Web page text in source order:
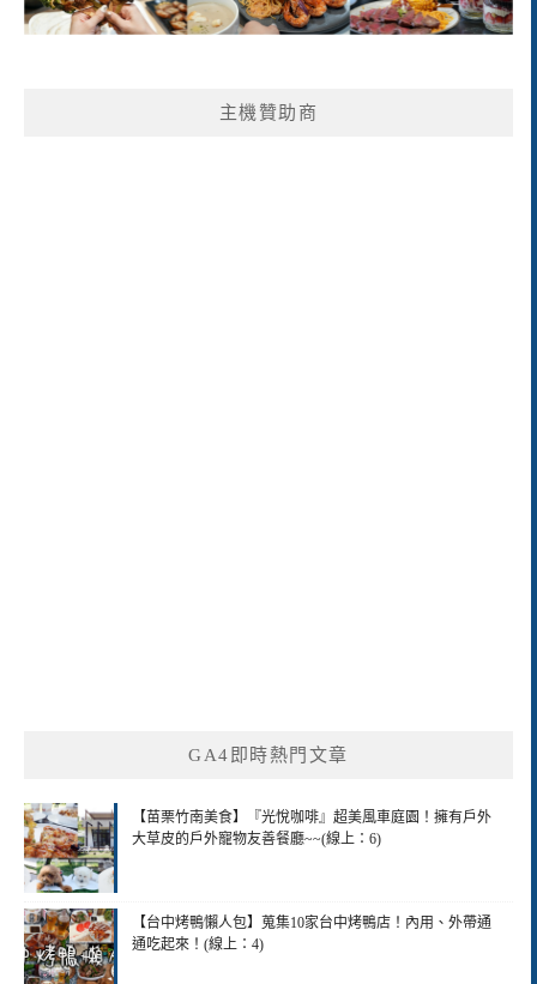
主機贊助商
GA4即時熱門文章
【苗栗竹南美食】『光悅咖啡』超美風車庭園！擁有戶外
大草皮的戶外寵物友善餐廳~~(線上：6)
【台中烤鴨懶人包】蒐集10家台中烤鴨店！內用、外帶通
通吃起來！(線上：4)